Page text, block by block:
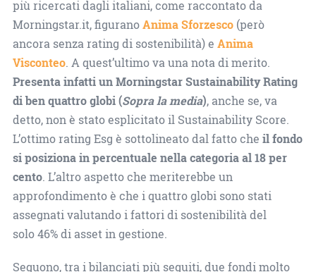
più ricercati dagli italiani, come raccontato da
Morningstar.it, figuranoAnima Sforzesco(però
ancora senza rating di sostenibilità) e Anima
Visconteo. A quest’ultimo va una nota di merito.
Presenta infatti un Morningstar Sustainability Rating
di ben quattro globi (Sopra la media), anche se, va
detto, non è stato esplicitato il Sustainability Score.
L’ottimo rating Esg è sottolineato dal fatto che il fondo
si posiziona in percentuale nella categoria al 18 per
cento. L’altro aspetto che meriterebbe un
approfondimento è che i quattro globi sono stati
assegnati valutando i fattori di sostenibilità del
solo 46% di asset in gestione.
Seguono, tra i bilanciati più seguiti, due fondi molto